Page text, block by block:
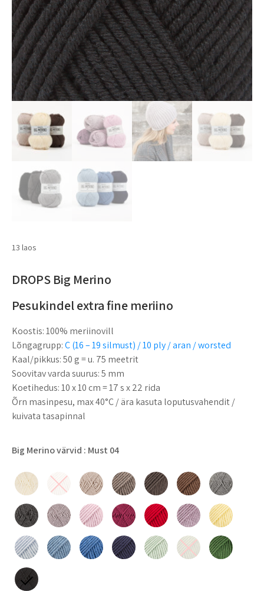
13 laos
DROPS Big Merino
Pesukindel extra fine meriino
Koostis:100% meriinovill
Lõngagrupp:C (16 – 19 silmust) / 10 ply / aran / worsted
Kaal/pikkus:50 g = u. 75 meetrit
Soovitav varda suurus:5 mm
Koetihedus:10 x 10 cm = 17 s x 22 rida
Õrn masinpesu, max 40°C / ära kasuta loputusvahendit /
kuivata tasapinnal
Big Merino värvid : Must 04